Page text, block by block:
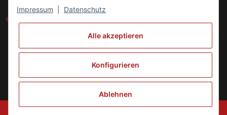
GESETZLICHE INFORMATIONEN
Vertrag widerrufen
© Copyright 2024 meinhausgeraetedoc GmbH, Unternehmensführung und
Impressum Datenschutz
Alle akzeptieren
Konfigurieren
Ablehnen